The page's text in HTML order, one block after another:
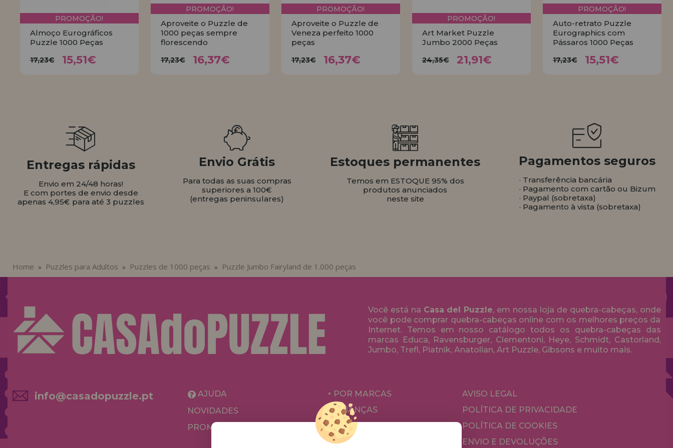
PROMOÇÃO!
Almoço Eurográficos
Puzzle 1000 Peças
17,23€ 15,51€
PROMOÇÃO!
Aproveite o Puzzle de
1000 peças sempre
florescendo
17,23€ 16,37€
PROMOÇÃO!
Aproveite o Puzzle de
Veneza perfeito 1000
peças
17,23€ 16,37€
PROMOÇÃO!
Art Market Puzzle
Jumbo 2000 Peças
24,35€ 21,91€
PROMOÇÃO!
Auto-retrato Puzzle
Eurographics com
Pássaros 1000 Peças
17,23€ 15,51€
Entregas rápidas
Envio em 24/48 horas!
E com portes de envio desde
apenas 4,95€ para até 3 puzzles
Envio Grátis
Para todas as suas compras
superiores a 100€
(entregas peninsulares)
Estoques permanentes
Temos em ESTOQUE 95% dos
produtos anunciados
neste site
Pagamentos seguros
· Transferência bancária
· Pagamento com cartão ou Bizum
· Paypal (sobretaxa)
· Pagamento à vista (sobretaxa)
Home » Puzzles para Adultos » Puzzles de 1000 peças » Puzzle Jumbo Fairyland de 1.000 peças
Você está na Casa del Puzzle, em nossa loja de quebra-cabeças, onde
você pode comprar quebra-cabeças online com os melhores preços da
Internet. Temos em nosso catálogo todos os quebra-cabeças das
marcas Educa, Ravensburger, Clementoni, Heye, Schmidt, Castorland,
Jumbo, Trefl, Piatnik, Anatolian, Art Puzzle, Gibsons e muito mais.
info@casadopuzzle.pt
AJUDA
NOVIDADES
PROMOÇÕES E OFERTAS
POR MARCAS
CRIANÇAS
PARA ADULTOS
POR AUTORES
AVISO LEGAL
POLÍTICA DE PRIVACIDADE
POLÍTICA DE COOKIES
ENVIO E DEVOLUÇÕES